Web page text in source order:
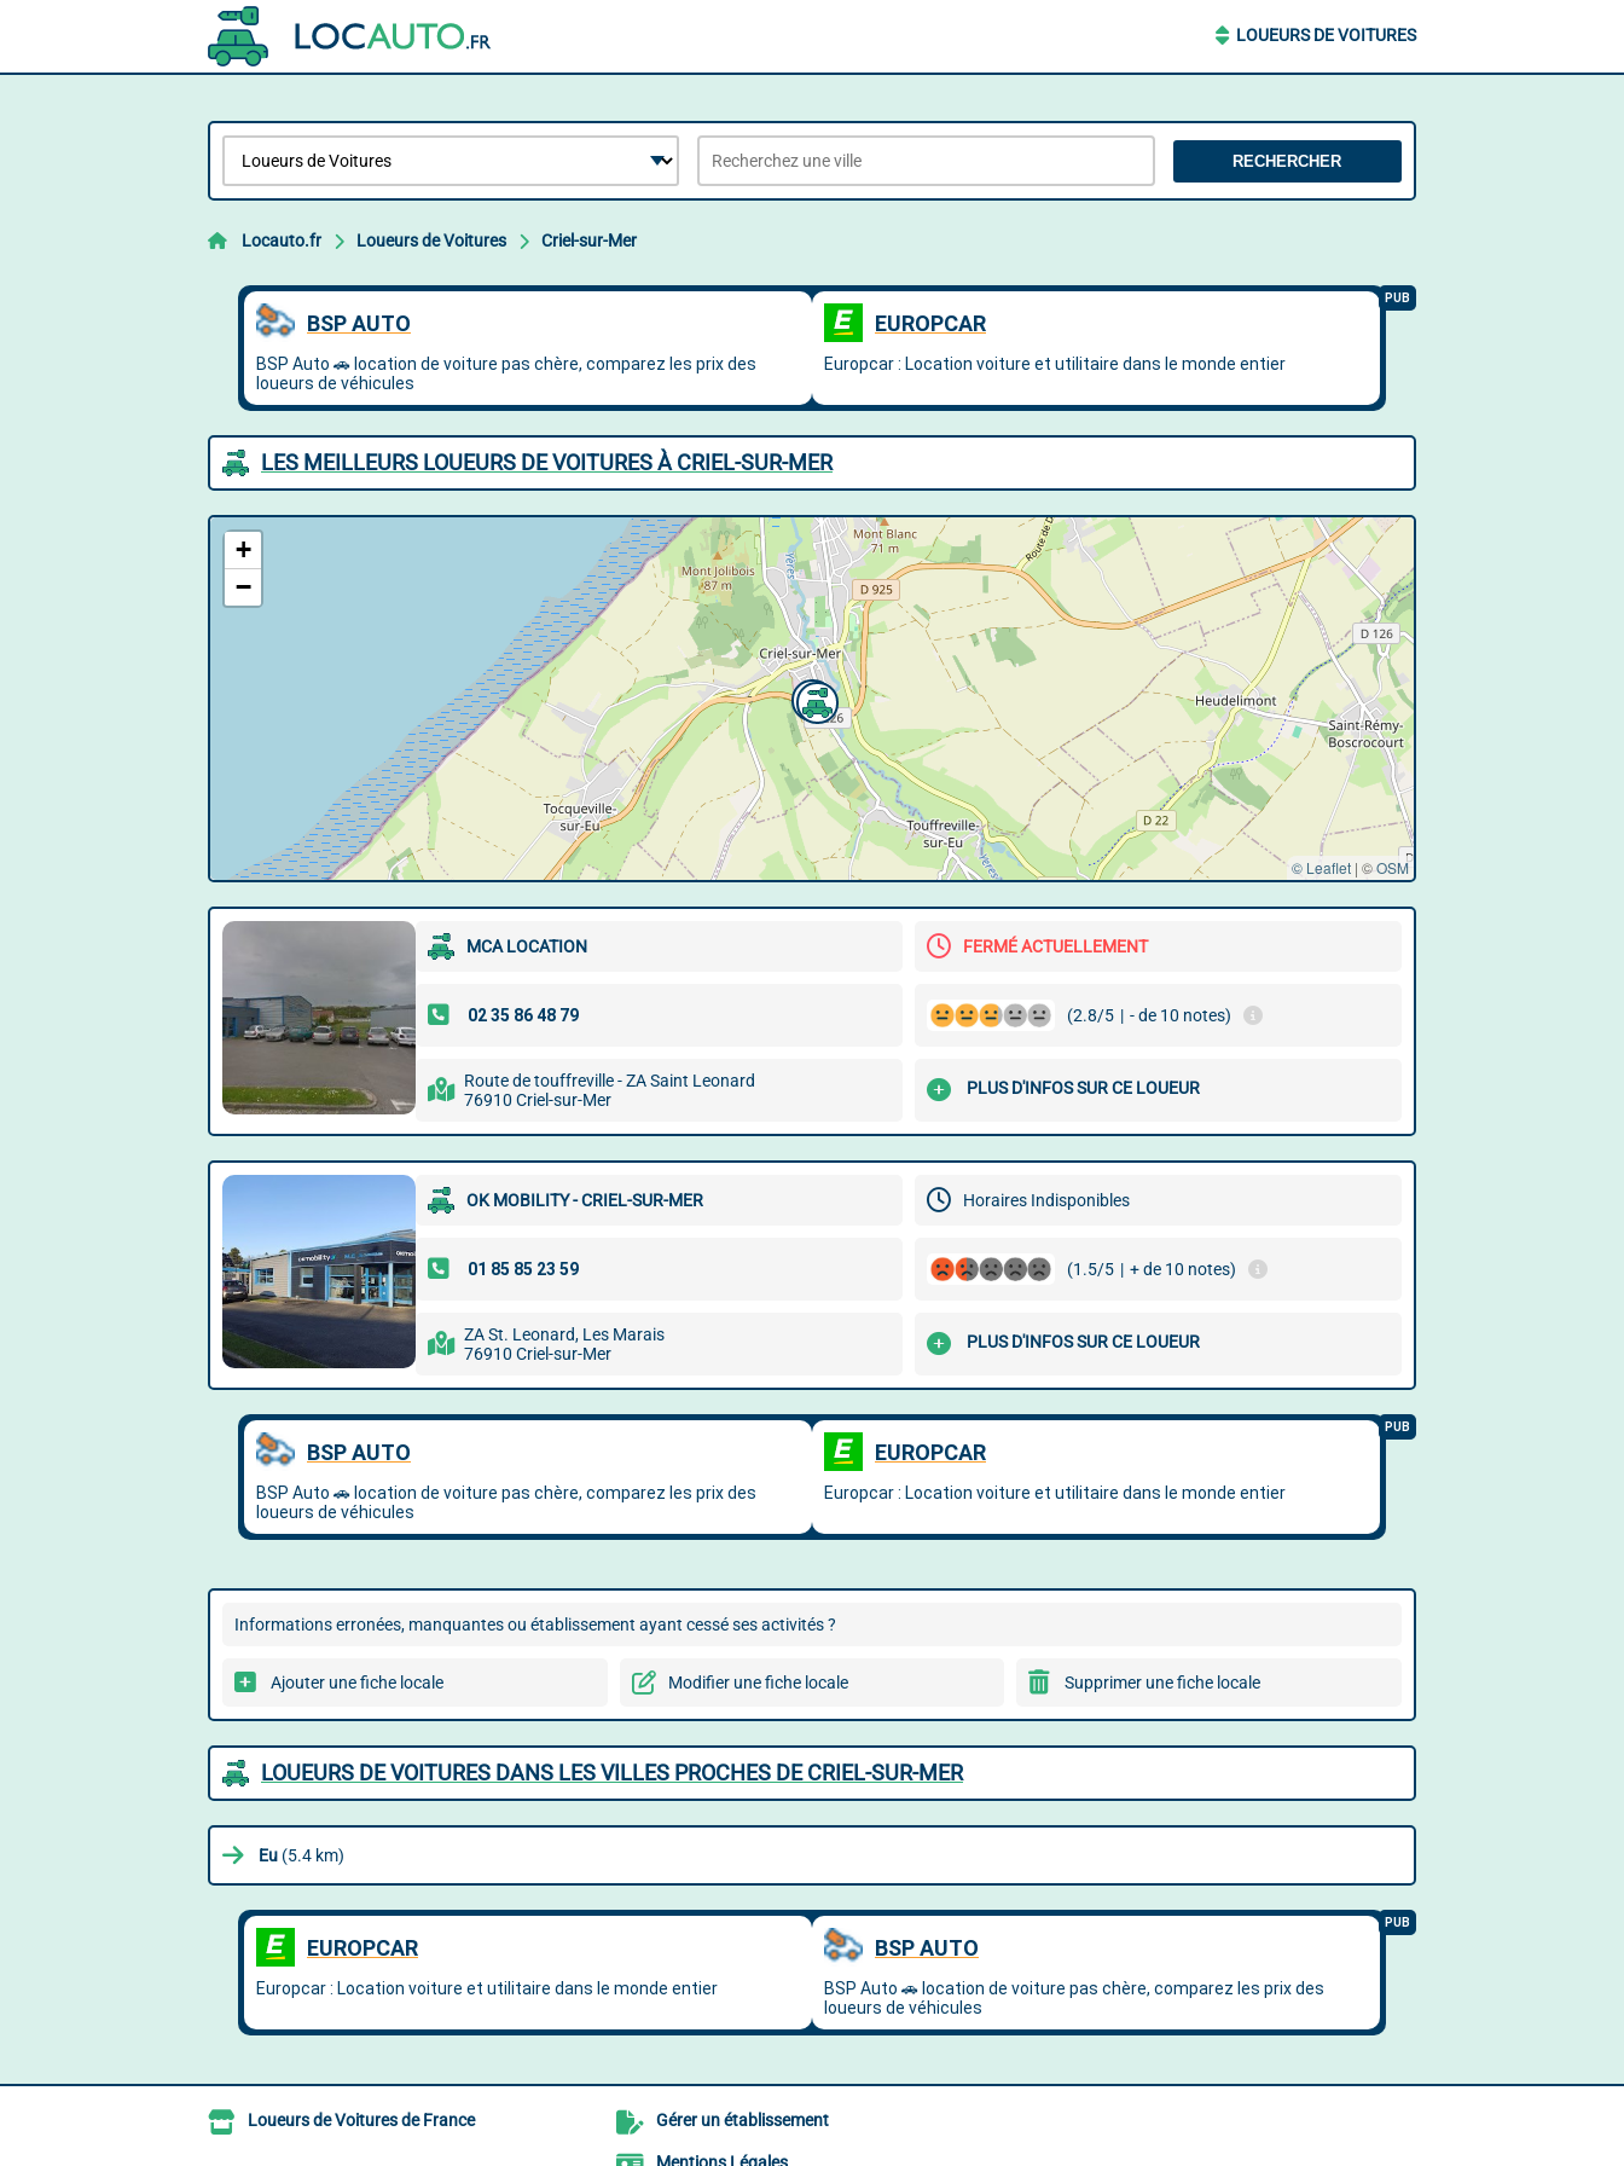
LOUEURS DE VOITURES
RECHERCHER
Locauto.fr Loueurs de Voitures Criel-sur-Mer
LES MEILLEURS LOUEURS DE VOITURES À CRIEL-SUR-MER
+
−
© Leaflet | ©OSM
MCA LOCATION FERMÉ ACTUELLEMENT
(2.8/5 | - de 10 notes)
Route de touffreville - ZA Saint Leonard
76910 Criel-sur-Mer
PLUS D'INFOS SUR CE LOUEUR
OK MOBILITY - CRIEL-SUR-MER Horaires Indisponibles
(1.5/5 | + de 10 notes)
ZA St. Leonard, Les Marais
76910 Criel-sur-Mer
PLUS D'INFOS SUR CE LOUEUR
Informations erronées, manquantes ou établissement ayant cessé ses activités ?
Ajouter une fiche locale Modifier une fiche locale Supprimer une fiche locale
LOUEURS DE VOITURES DANS LES VILLES PROCHES DE CRIEL-SUR-MER
Eu (5.4 km)
Loueurs de Voitures de France Gérer un établissement